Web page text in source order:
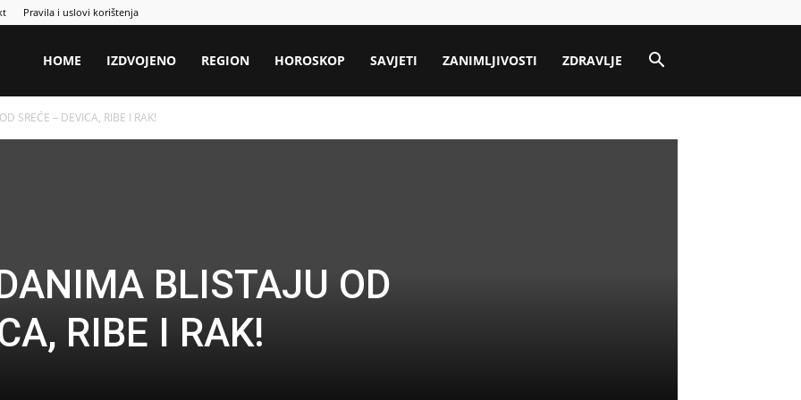
Pravila i uslovi korištenja
HOME IZDVOJENO REGION HOROSKOP SAVJETI ZANIMLJIVOSTI ZDRAVLJE
SREĆE – DEVICA, RIBE I RAK!
BLISTAJU OD
RIBE I RAK!